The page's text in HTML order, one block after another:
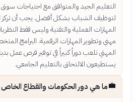
التعليم الجيد والمتوافق مع احتياجات
لتوظيف الشباب بشكل أفضل. يجب أن تركز
المهارات العملية والتقنية وليس فقط
مهني وتطوير المهارات الرقمية. البرامج
المهني تلعب دوراً كبيراً في توفير فرص عمل
يستطيعون الالتحاق بالتعليم الجامعي.
💼ما هي دور الحكومات والقطاع